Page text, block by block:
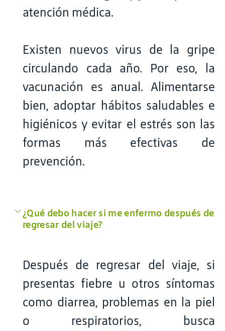
atención médica.
Existen nuevos virus de la gripe
circulando cada año. Por eso, la
vacunación es anual. Alimentarse
bien, adoptar hábitos saludables e
higiénicos y evitar el estrés son las
formas más efectivas de
prevención.
¿Qué debo hacer si me enfermo después de
regresar del viaje?
Después de regresar del viaje, si
presentas fiebre u otros síntomas
como diarrea, problemas en la piel
o respiratorios, busca